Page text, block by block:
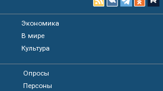
Экономика
В мире
Культура
Опросы
Персоны